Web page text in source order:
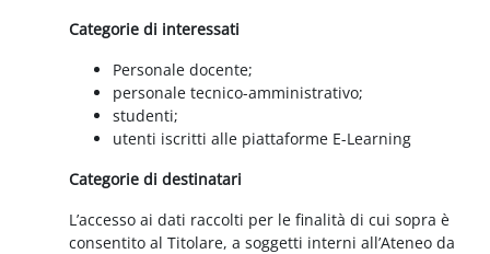
Categorie di interessati
Personale docente;
personale tecnico-amministrativo;
studenti;
utenti iscritti alle piattaforme E-Learning
Categorie di destinatari
L’accesso ai dati raccolti per le finalità di cui sopra è
consentito al Titolare, a soggetti interni all’Ateneo da